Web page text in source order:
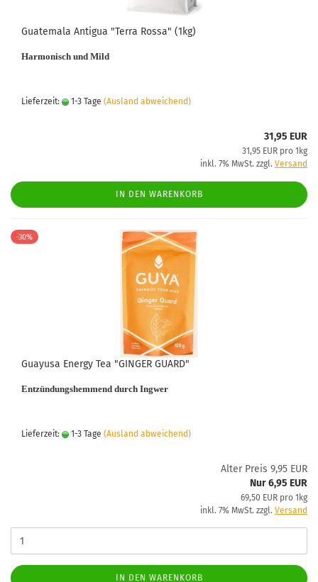
Guatemala Antigua "Terra Rossa" (1kg)
Harmonisch und Mild
Lieferzeit: 1-3 Tage (Ausland abweichend)
31,95 EUR
31,95 EUR pro 1kg
inkl. 7% MwSt. zzgl. Versand
IN DEN WARENKORB
-30%
Guayusa Energy Tea "GINGER GUARD"
Entzündungshemmend durch Ingwer
Lieferzeit: 1-3 Tage (Ausland abweichend)
Alter Preis 9,95 EUR
Nur 6,95 EUR
69,50 EUR pro 1kg
inkl. 7% MwSt. zzgl. Versand
IN DEN WARENKORB